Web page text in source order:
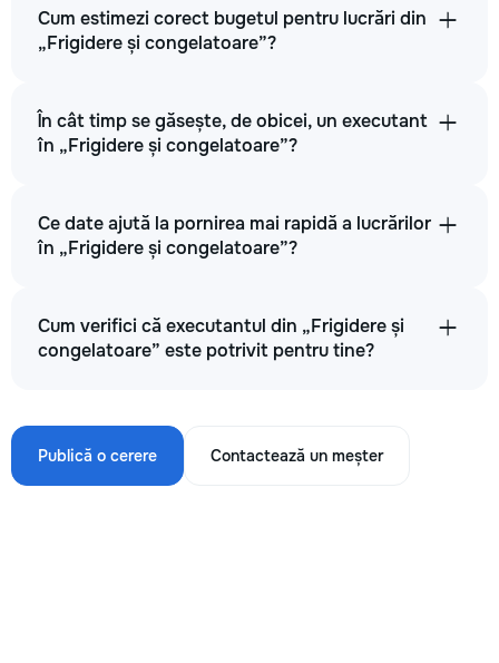
Cum estimezi corect bugetul pentru lucrări din
„Frigidere și congelatoare”?
În cât timp se găsește, de obicei, un executant
în „Frigidere și congelatoare”?
Ce date ajută la pornirea mai rapidă a lucrărilor
în „Frigidere și congelatoare”?
Cum verifici că executantul din „Frigidere și
congelatoare” este potrivit pentru tine?
Publică o cerere Contactează un meșter